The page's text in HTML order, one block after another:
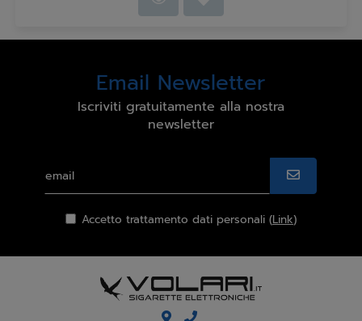
Email Newsletter
Iscriviti gratuitamente alla nostra
newsletter
Accetto trattamento dati personali (Link)